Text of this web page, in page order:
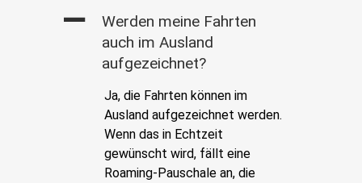
A
Werden meine Fahrten
auch im Ausland
aufgezeichnet?
Ja, die Fahrten können im
Ausland aufgezeichnet werden.
Wenn das in Echtzeit
gewünscht wird, fällt eine
Roaming-Pauschale an, die